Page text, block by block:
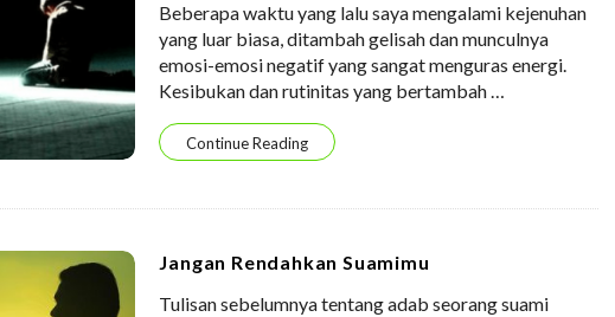
Beberapa waktu yang lalu saya mengalami kejenuhan
yang luar biasa, ditambah gelisah dan munculnya
emosi-emosi negatif yang sangat menguras energi.
Kesibukan dan rutinitas yang bertambah…
Continue Reading
Jangan Rendahkan Suamimu
Tulisan sebelumnya tentang adab seorang suami